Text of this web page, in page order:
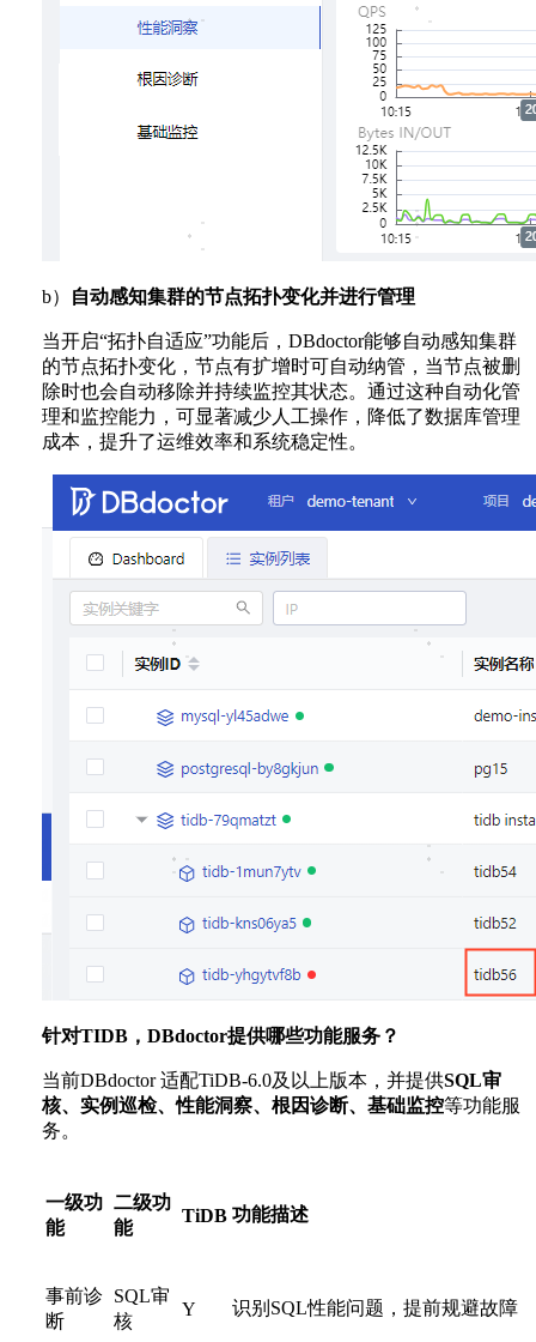
b） 自动感知集群的节点拓扑变化并进行管理
当开启“拓扑自适应”功能后，DBdoctor能够自动感知集群
的节点拓扑变化，节点有扩增时可自动纳管，当节点被删
除时也会自动移除并持续监控其状态。通过这种自动化管
理和监控能力，可显著减少人工操作，降低了数据库管理
成本，提升了运维效率和系统稳定性。
针对TIDB，DBdoctor提供哪些功能服务？
当前DBdoctor 适配TiDB-6.0及以上版本，并提供SQL审
核、实例巡检、性能洞察、根因诊断、基础监控等功能服
务。
一级功
能
二级功
能
TiDB 功能描述
事前诊
断
SQL审
核
Y 识别SQL性能问题，提前规避故障